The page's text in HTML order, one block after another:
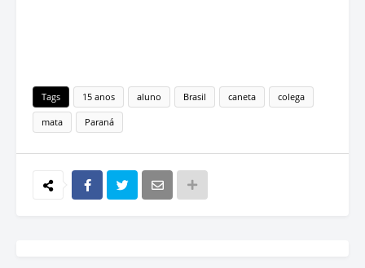
Tags 15 anos aluno Brasil caneta colega
mata Paraná